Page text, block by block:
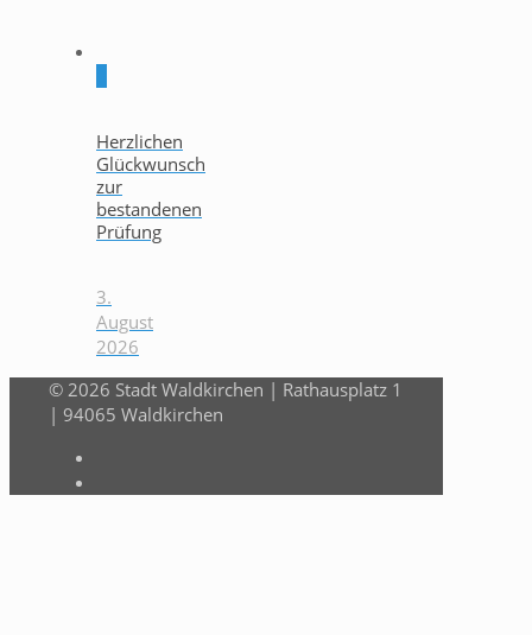
Herzlichen
Glückwunsch
zur
bestandenen
Prüfung
3.
August
2026
© 2026 Stadt Waldkirchen | Rathausplatz 1
| 94065 Waldkirchen